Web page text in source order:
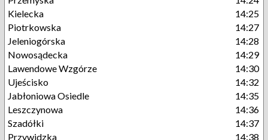
Kielecka
14:25
Piotrkowska
14:27
Jeleniogórska
14:28
Nowosądecka
14:29
Lawendowe Wzgórze
14:30
Ujeścisko
14:32
Jabłoniowa Osiedle
14:35
Leszczynowa
14:36
Szadółki
14:37
Przywidzka
14:38